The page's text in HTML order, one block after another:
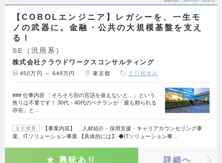
【COBOLエンジニア】レガシーを、一生モ
ノの武器に。金融・公共の大規模基盤を支え
る！
SE（汎用系）
株式会社クラウドワークスコンサルティング
450万円 ～ 649万円 東京都 土日祝休み
### 仕事内容 「そろそろ別の言語を覚えないと…」という
焦りは不要です！ 30代・40代のベテランが「最も頼られる
存在」と…
会社概要
【事業内容】 人材紹介・採用支援・キャリアカウンセリング事
業、ITソリューション事業 【具体的には】 ◆ITソリューション事…
興味あり 詳細へ